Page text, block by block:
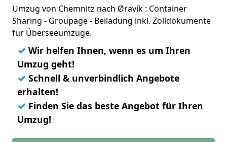
Umzug von Chemnitz nach Øravík : Container
Sharing - Groupage - Beiladung inkl. Zolldokumente
für Überseeumzüge.
✓ Wir helfen Ihnen, wenn es um Ihren
Umzug geht!
✓ Schnell & unverbindlich Angebote
erhalten!
✓ Finden Sie das beste Angebot für Ihren
Umzug!